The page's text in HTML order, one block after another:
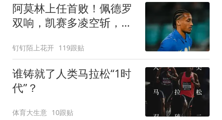
阿莫林上任首败！佩德罗
双响，凯赛多凌空斩，切
钉钉陌上花开 119跟贴
谁铸就了人类马拉松“1时
代”？
体育大生意 10跟贴